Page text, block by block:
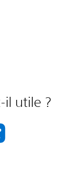
il utile ?